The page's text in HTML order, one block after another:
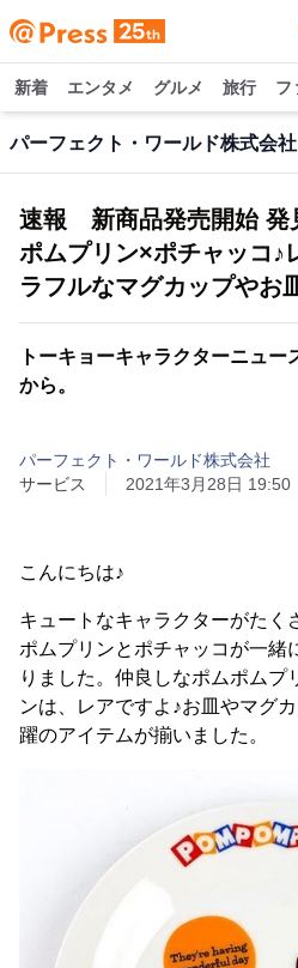
新着 エンタメ グルメ 旅行 フ
パーフェクト・ワールド株式会社
速報 新商品発売開始 発
ポムプリン×ポチャッコ♪
ラフルなマグカップやお
トーキョーキャラクターニュ
から。
パーフェクト・ワールド株式会社
サービス
2021年3月28日 19:50
こんにちは♪
キュートなキャラクターがたく
ポムプリンとポチャッコが一緒
りました。仲良しなポムポムプ
ンは、レアですよ♪お皿やマグ
躍のアイテムが揃いました。